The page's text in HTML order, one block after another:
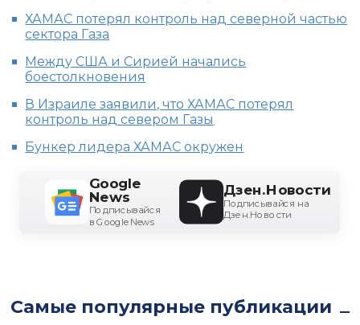
ХАМАС потерял контроль над северной частью
сектора Газа
Между США и Сирией начались
боестолкновения
В Израиле заявили, что ХАМАС потерял
контроль над севером Газы
Бункер лидера ХАМАС окружен
Google
News
Подписывайся
в Google News
Дзен.Новости
Подписывайся на
Дзен.Новости
Самые популярные публикации